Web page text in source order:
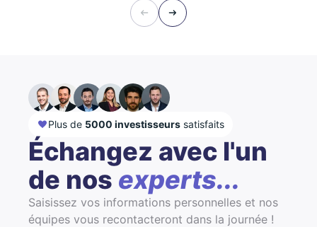
Plus de 5000 investisseurs satisfaits
Échangez avec l'un
de nos experts...
Saisissez vos informations personnelles et nos
équipes vous recontacteront dans la journée !